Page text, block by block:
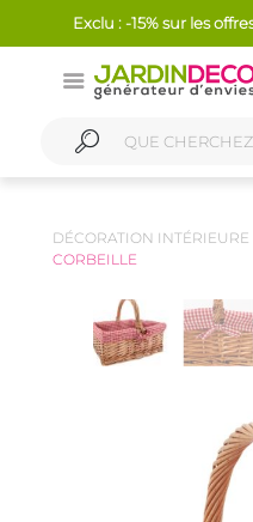
Exclu : -15% sur les
DÉCORATION INTÉRIEURE
CORBEILLE